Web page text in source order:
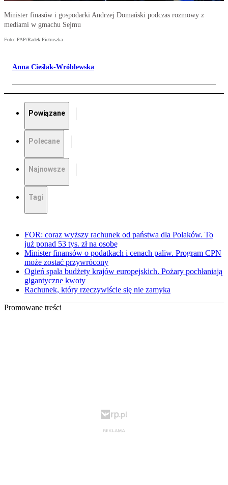
Minister finasów i gospodarki Andrzej Domański podczas rozmowy z
mediami w gmachu Sejmu
Foto: PAP/Radek Pietruszka
Anna Cieślak-Wróblewska
Powiązane
Polecane
Najnowsze
Tagi
FOR: coraz wyższy rachunek od państwa dla Polaków. To
już ponad 53 tys. zł na osobę
Minister finansów o podatkach i cenach paliw. Program CPN
może zostać przywrócony
Ogień spala budżety krajów europejskich. Pożary pochłaniają
gigantyczne kwoty
Rachunek, który rzeczywiście się nie zamyka
Promowane treści